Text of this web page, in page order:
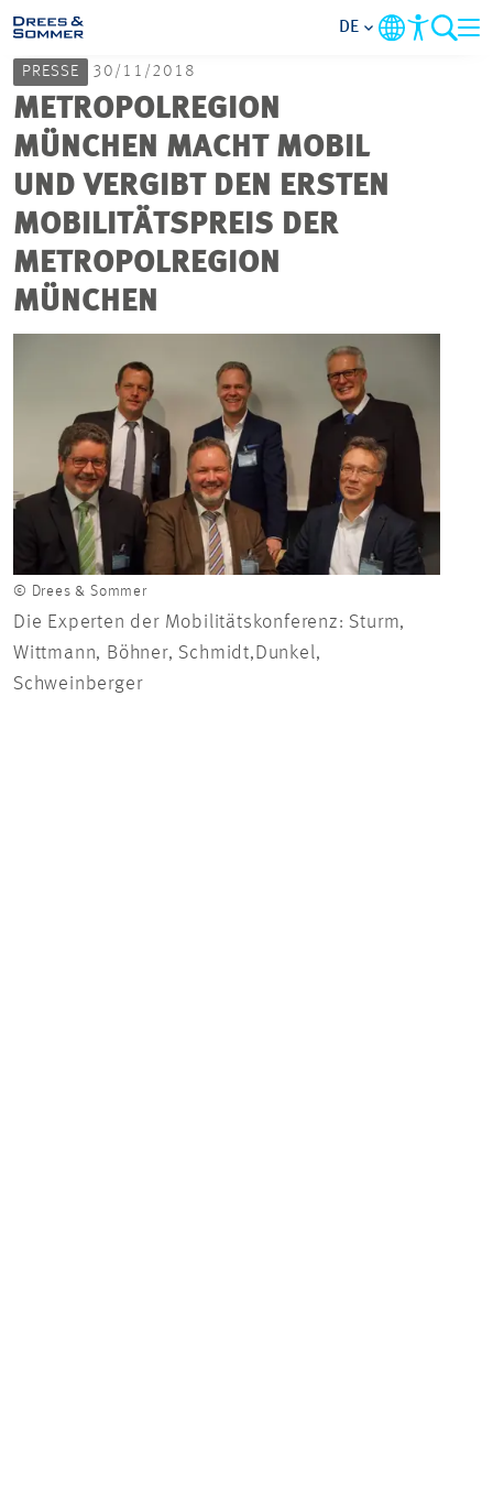
MARKETS
SERVICES
UNTERNEHMEN
KARRIERE
PROJEKTE
KONTAKT
DE
PRESSE 30/11/2018
METROPOLREGION
MÜNCHEN MACHT MOBIL
UND VERGIBT DEN ERSTEN
MOBILITÄTSPREIS DER
METROPOLREGION
MÜNCHEN
© Drees & Sommer
Die Experten der Mobilitätskonferenz: Sturm,
Wittmann, Böhner, Schmidt,Dunkel,
Schweinberger